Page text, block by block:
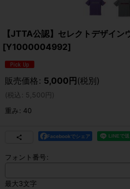
【JTTA公認】セレクトデザイン
[Y1000004992]
販売価格: 5,000 円 (税別)
(税込 : 5,500円 )
重み: 40
Facebookでシェア
フォント番号:
最大3文字